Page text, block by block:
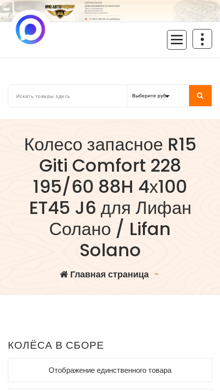
Перейти
к
содержимому
Колесо запасное R15
Giti Comfort 228
195/60 88H 4х100
ET45 J6 для Лифан
Солано / Lifan
Solano
Главная страница-
КОЛЁСА В СБОРЕ
Отображение единственного товара